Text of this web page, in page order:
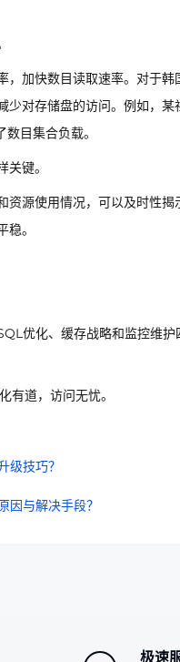
，加快数目读取速率。对于
少对存储盘的访问。例如，
目集合负载。
键。
资源使用情况，可以及时性
。
优化、缓存战略和监控维
有道，访问无忧。
级技巧？
因与解决手段？
极速